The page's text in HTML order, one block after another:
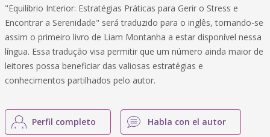
"Equilíbrio Interior: Estratégias Práticas para Gerir o Stress e
Encontrar a Serenidade" será traduzido para o inglês, tornando-se
assim o primeiro livro de Liam Montanha a estar disponível nessa
língua. Essa tradução visa permitir que um número ainda maior de
leitores possa beneficiar das valiosas estratégias e
conhecimentos partilhados pelo autor.
Perfil completo Habla con el autor